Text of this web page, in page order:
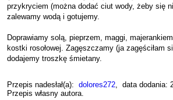
przykryciem (można dodać ciut wody, żeby się
zalewamy wodą i gotujemy.
Doprawiamy solą, pieprzem, maggi,
kostki rosołowej. Zagęszczamy (ja zagęściłam
dodajemy troszkę śmietany.
Przepis nadesłał(a): dolores272, data dodania:
Przepis własny autora.